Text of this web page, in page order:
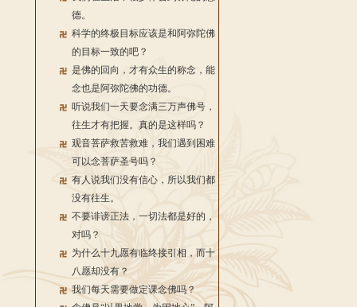
德。
科学的终极目标应该是和阿弥陀佛
的目标一致的吧？
是佛的回向，才有众生的称念，能
念也是阿弥陀佛的功德。
听说我们一天要念满三万声佛号，
往生才有把握。真的是这样吗？
观音菩萨救苦救难，我们遇到困难
可以念菩萨圣号吗？
有人说我们没有信心，所以我们都
没有往生。
不要诽谤正法，一切法都是好的，
对吗？
为什么十九愿有临终接引相，而十
八愿却没有？
我们每天需要做定课念佛吗？